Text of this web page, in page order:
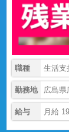
職種 生活支
勤務地 広島県
給与 月給